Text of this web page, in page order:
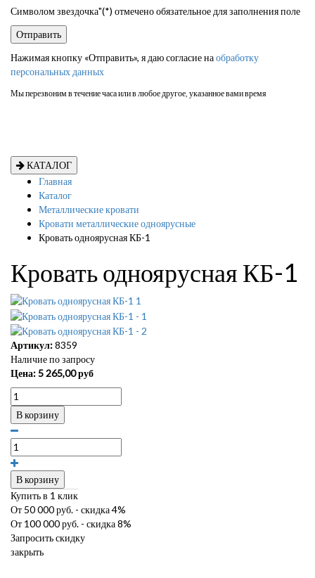
Символом звездочка"(*) отмечено обязательное для заполнения поле
Нажимая кнопку «Отправить», я даю согласие наобработку
персональных данных
Мы перезвоним в течение часа или в любое другое, указанное вами время
КАТАЛОГ
Главная
Каталог
Металлические кровати
Кровати металлические одноярусные
Кровать одноярусная КБ-1
Кровать одноярусная КБ-1
Артикул:8359
Наличие по запросу
Цена:5 265,00руб
В корзину
В корзину
Купить в 1 клик
От 50 000 руб. - скидка 4%
От 100 000 руб. - скидка 8%
Запросить скидку
закрыть